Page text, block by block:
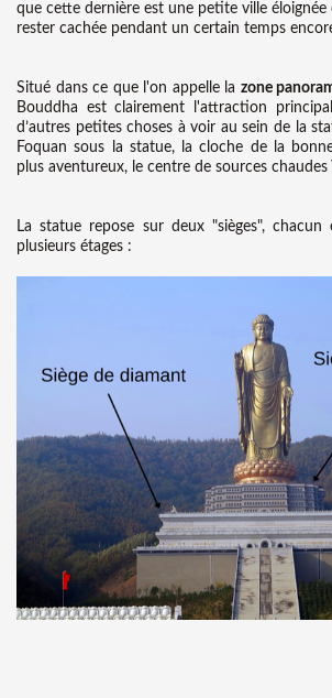
que cette dernière est une petite ville
rester cachée pendant un certain temps
Situé dans ce que l'on appelle la zone
Bouddha est clairement l'attraction
d’autres petites choses à voir au sein de la
Foquan sous la statue, la cloche de la
plus aventureux, le centre de sources chaudes
La statue repose sur deux "sièges",
plusieurs étages :